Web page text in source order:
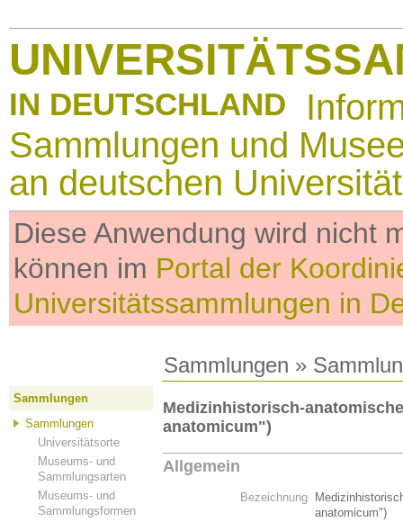
IN DEUTSCHLAND
Sammlungen und
an deutschen
Diese Anwendung wird nicht
können im Portal der
Universitätssammlungen in
Sammlungen »
Sammlungen
Sammlungen
Universitätsorte
Museums- und
Sammlungsarten
Museums- und
Sammlungsformen
Medizinhistorisch-
anatomicum")
Allgemein
Bezeichnung
anatomicum")